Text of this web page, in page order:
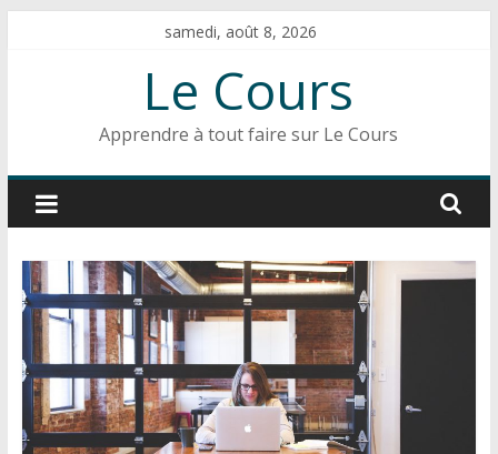
samedi, août 8, 2026
Le Cours
Apprendre à tout faire sur Le Cours